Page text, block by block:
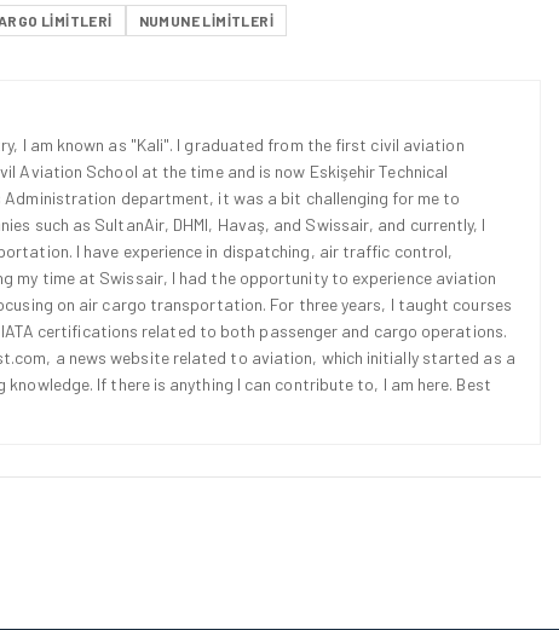
LIMITLERI NUMUNE LIMITLERI
I am known as "Kali". I graduated from the first civil aviation
Aviation School at the time and is now Eskişehir Technical
Administration department, it was a bit challenging for me to
such as SultanAir, DHMI, Havaş, and Swissair, and currently, I
I have experience in dispatching, air traffic control,
my time at Swissair, I had the opportunity to experience aviation
on air cargo transportation. For three years, I taught courses
certifications related to both passenger and cargo operations.
a news website related to aviation, which initially started as a
If there is anything I can contribute to, I am here. Best